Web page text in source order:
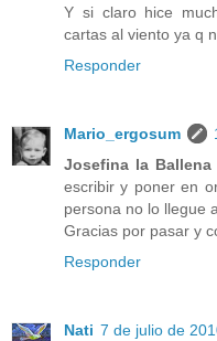
Y si claro hice
cartas al viento ya q
Responder
Mario_ergosum
Josefina la
escribir y poner en
persona no lo llegue
Gracias por pasar y
Responder
Nati 7 de julio de